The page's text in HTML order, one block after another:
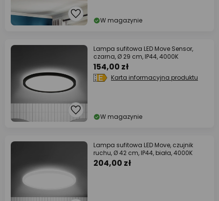
W magazynie
Lampa sufitowa LED Move Sensor,
czarna, Ø 29 cm, IP44, 4000K
154,00 zł
Karta informacyjna produktu
W magazynie
Lampa sufitowa LED Move, czujnik
ruchu, Ø 42 cm, IP44, biała, 4000K
204,00 zł